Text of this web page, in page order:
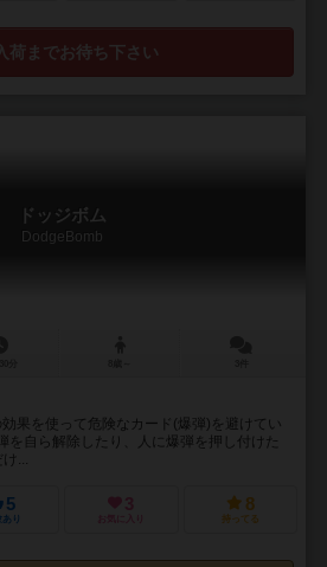
荷までお待ち下さい
ドッジボム
DodgeBomb
果を使って危険なカード(爆弾)を避けてい
を自ら解除したり、人に爆弾を押し付けた
...
5
り
3
お気に入り
8
持ってる